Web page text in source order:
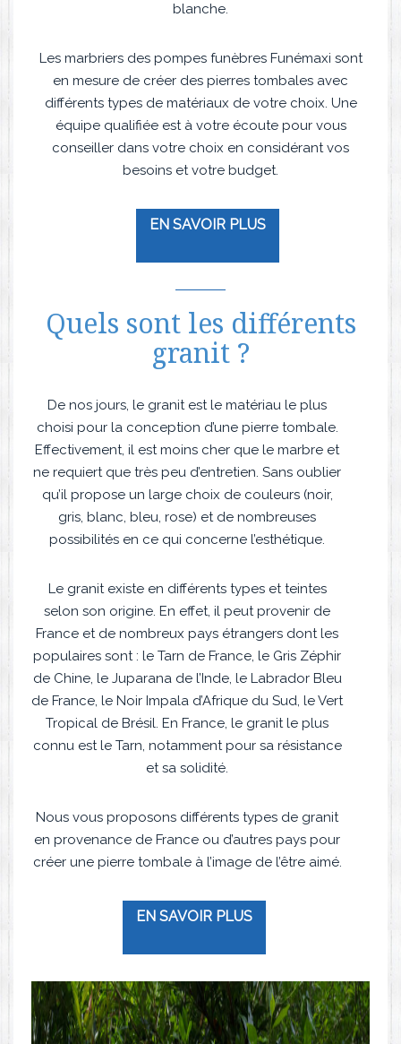
blanche.
Les marbriers des pompes funèbres Funémaxi sont
en mesure de créer des pierres tombales avec
différents types de matériaux de votre choix. Une
équipe qualifiée est à votre écoute pour vous
conseiller dans votre choix en considérant vos
besoins et votre budget.
EN SAVOIR PLUS
Quels sont les différents
granit ?
De nos jours, le granit est le matériau le plus
choisi pour la conception d’une pierre tombale.
Effectivement, il est moins cher que le marbre et
ne requiert que très peu d’entretien. Sans oublier
qu’il propose un large choix de couleurs (noir,
gris, blanc, bleu, rose) et de nombreuses
possibilités en ce qui concerne l’esthétique.
Le granit existe en différents types et teintes
selon son origine. En effet, il peut provenir de
France et de nombreux pays étrangers dont les
populaires sont : le Tarn de France, le Gris Zéphir
de Chine, le Juparana de l’Inde, le Labrador Bleu
de France, le Noir Impala d’Afrique du Sud, le Vert
Tropical de Brésil. En France, le granit le plus
connu est le Tarn, notamment pour sa résistance
et sa solidité.
Nous vous proposons différents types de granit
en provenance de France ou d’autres pays pour
créer une pierre tombale à l’image de l’être aimé.
EN SAVOIR PLUS